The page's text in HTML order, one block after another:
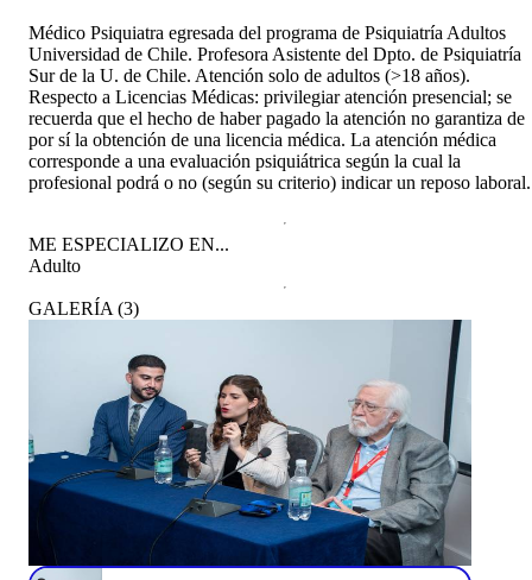
Médico Psiquiatra egresada del programa de Psiquiatría Adultos
Universidad de Chile. Profesora Asistente del Dpto. de Psiquiatría
Sur de la U. de Chile. Atención solo de adultos (>18 años).
Respecto a Licencias Médicas: privilegiar atención presencial; se
recuerda que el hecho de haber pagado la atención no garantiza de
por sí la obtención de una licencia médica. La atención médica
corresponde a una evaluación psiquiátrica según la cual la
profesional podrá o no (según su criterio) indicar un reposo laboral.
ME ESPECIALIZO EN...
Adulto
GALERÍA (3)